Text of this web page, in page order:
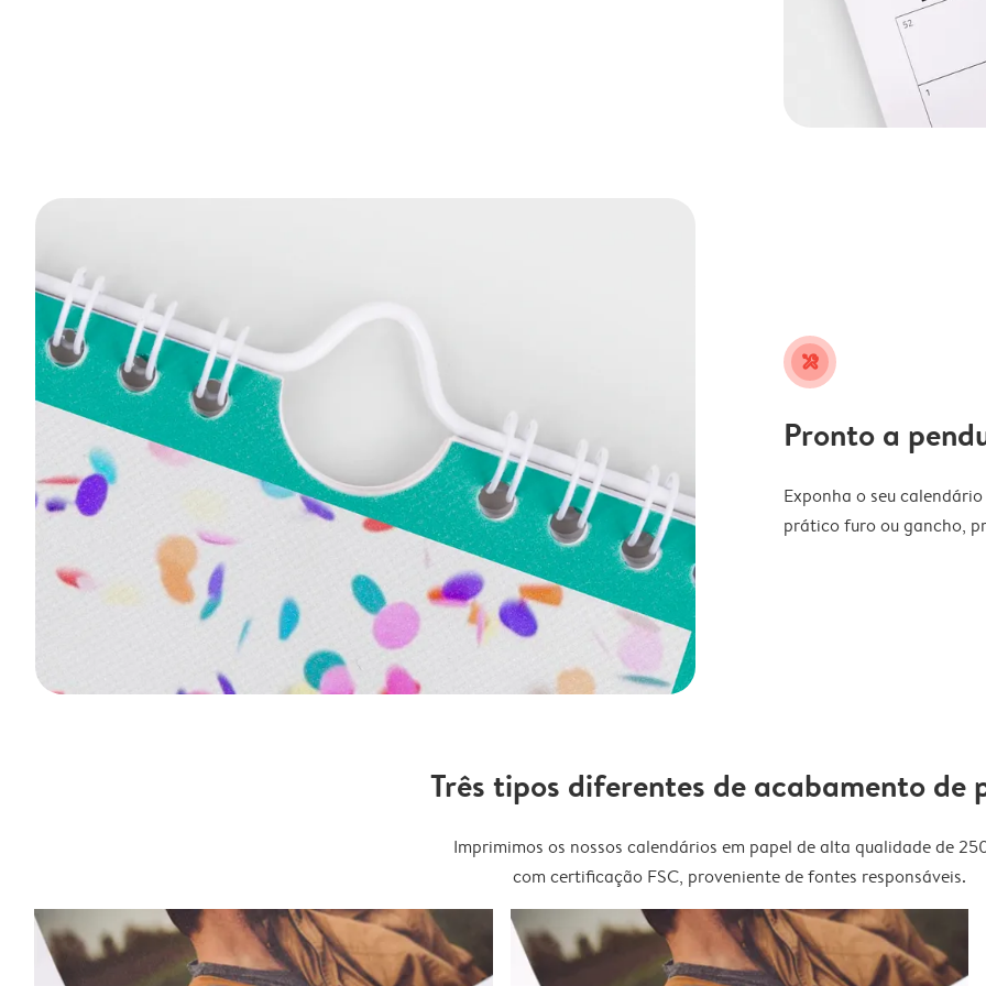
tools
Pronto a
Exponha o seu
prático furo ou gancho,
Três tipos diferentes de acabamento de
Imprimimos os nossos calendários em papel de alta qualidade de
com certificação FSC, proveniente de fontes responsáveis.